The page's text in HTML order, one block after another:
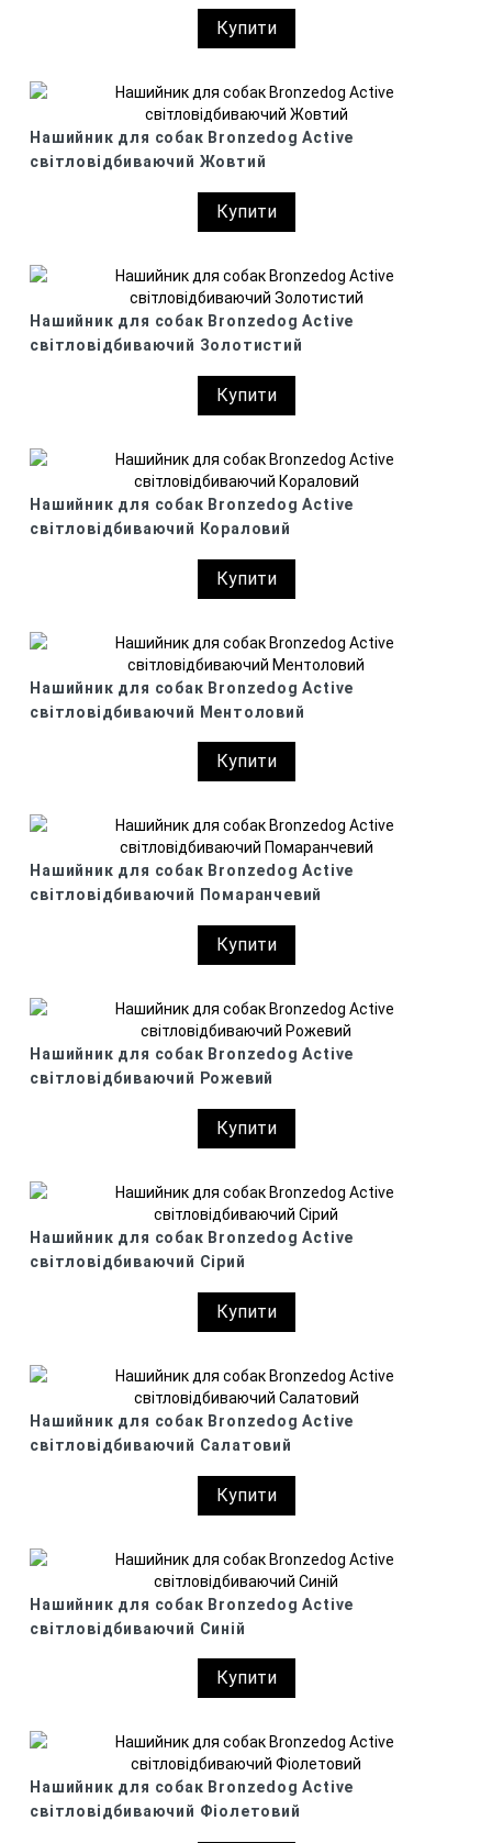
Купити
Нашийник для собак Bronzedog Active
світловідбиваючий Жовтий
Купити
Нашийник для собак Bronzedog Active
світловідбиваючий Золотистий
Купити
Нашийник для собак Bronzedog Active
світловідбиваючий Кораловий
Купити
Нашийник для собак Bronzedog Active
світловідбиваючий Ментоловий
Купити
Нашийник для собак Bronzedog Active
світловідбиваючий Помаранчевий
Купити
Нашийник для собак Bronzedog Active
світловідбиваючий Рожевий
Купити
Нашийник для собак Bronzedog Active
світловідбиваючий Сірий
Купити
Нашийник для собак Bronzedog Active
світловідбиваючий Салатовий
Купити
Нашийник для собак Bronzedog Active
світловідбиваючий Синій
Купити
Нашийник для собак Bronzedog Active
світловідбиваючий Фіолетовий